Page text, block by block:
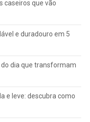
caseiros que vão
e duradouro em 5
dia que transformam
e leve: descubra como